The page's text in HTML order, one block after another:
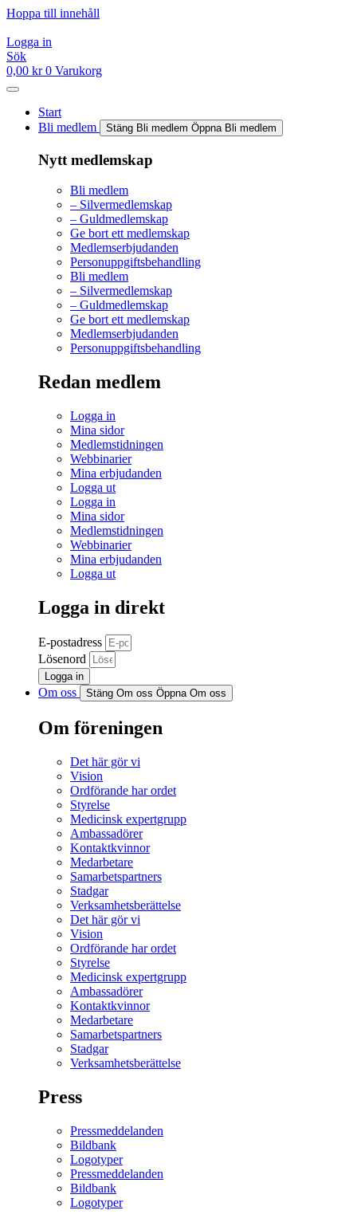
Hoppa till innehåll
Logga in
Sök
0,00 kr 0 Varukorg
Start
Bli medlem
Stäng Bli medlem Öppna Bli medlem
Nytt medlemskap
Bli medlem
– Silvermedlemskap
– Guldmedlemskap
Ge bort ett medlemskap
Medlemserbjudanden
Personuppgiftsbehandling
Bli medlem
– Silvermedlemskap
– Guldmedlemskap
Ge bort ett medlemskap
Medlemserbjudanden
Personuppgiftsbehandling
Redan medlem
Logga in
Mina sidor
Medlemstidningen
Webbinarier
Mina erbjudanden
Logga ut
Logga in
Mina sidor
Medlemstidningen
Webbinarier
Mina erbjudanden
Logga ut
Logga in direkt
E-postadress
Lösenord
Logga in
Om oss Stäng Om oss Öppna Om oss
Om föreningen
Det här gör vi
Vision
Ordförande har ordet
Styrelse
Medicinsk expertgrupp
Ambassadörer
Kontaktkvinnor
Medarbetare
Samarbetspartners
Stadgar
Verksamhetsberättelse
Det här gör vi
Vision
Ordförande har ordet
Styrelse
Medicinsk expertgrupp
Ambassadörer
Kontaktkvinnor
Medarbetare
Samarbetspartners
Stadgar
Verksamhetsberättelse
Press
Pressmeddelanden
Bildbank
Logotyper
Pressmeddelanden
Bildbank
Logotyper